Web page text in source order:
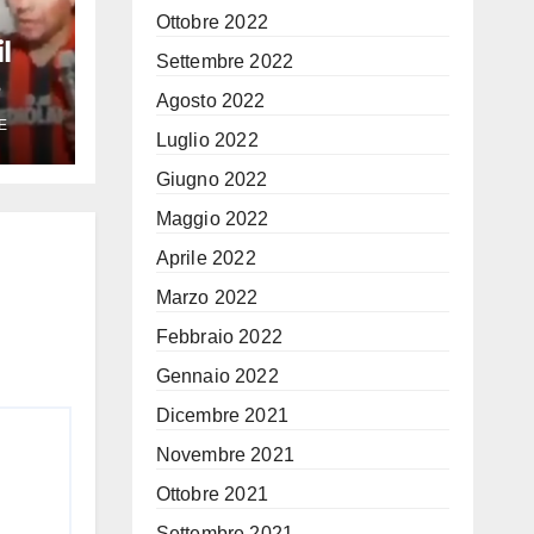
di
Ottobre 2022
Settembre 2022
Agosto 2022
Luglio 2022
Giugno 2022
Maggio 2022
Aprile 2022
Marzo 2022
Febbraio 2022
Gennaio 2022
Dicembre 2021
Novembre 2021
Ottobre 2021